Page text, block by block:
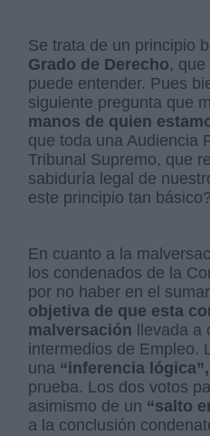
Se trata de un principio
Grado de Derecho,
puede entender. Pues
siguiente pregunta que
manos de quien
que toda una Audiencia
Tribunal Supremo, que
sabiduría legal de
este principio tan básico?
En cuanto a la
los condenados de la
por no haber en el
objetiva de que esta
malversación llevada a
intermedios de Empleo.
una “inferencia lógica”,
prueba. Los dos votos
asimismo de un “salto
a la conclusión